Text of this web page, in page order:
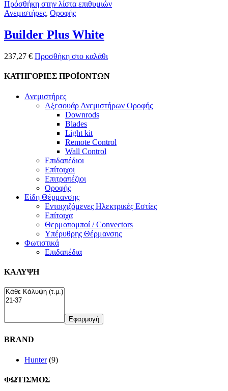
Πρόσθήκη στην λίστα επιθυμιών
Ανεμιστήρες, Οροφής
Builder Plus White
237,27 € Προσθήκη στο καλάθι
ΚΑΤΗΓΟΡΙΕΣ ΠΡΟΪΟΝΤΩΝ
Ανεμιστήρες
Αξεσουάρ Ανεμιστήρων Οροφής
Downrods
Blades
Light kit
Remote Control
Wall Control
Επιδαπέδιοι
Επίτοιχοι
Επιτραπέζιοι
Οροφής
Είδη Θέρμανσης
Εντοιχιζόμενες Ηλεκτρικές Εστίες
Επίτοιχα
Θερμοπομποί / Convectors
Υπέρυθρης Θέρμανσης
Φωτιστικά
Επιδαπέδια
ΚΑΛΥΨΗ
Εφαρμογή
BRAND
Hunter (9)
ΦΩΤΙΣΜΟΣ